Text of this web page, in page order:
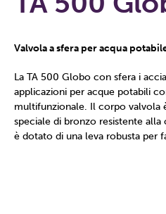
Valvola a sfera per acqua
La TA 500 Globo con sfera i
applicazioni per acque potabili
multifunzionale. Il corpo valvola
speciale di bronzo resistente alla
è dotato di una leva robusta per